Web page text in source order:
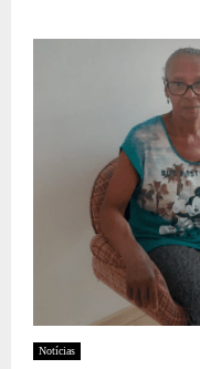
Notícias